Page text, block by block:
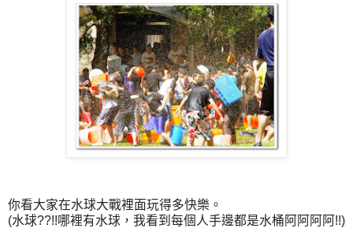
你看大家在水球大戰裡面玩得多快樂。
(水球??!!哪裡有水球，我看到每個人手邊都是水桶阿阿阿阿!!)